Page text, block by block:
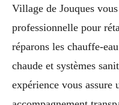
Village de Jouques
professionnelle pour
réparons les chauffe-
chaude et systèmes
expérience vous assure